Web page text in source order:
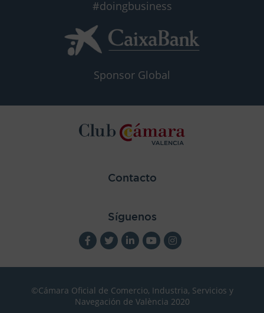
#doingbusiness
Sponsor Global
Contacto
Síguenos
©Cámara Oficial de Comercio, Industria, Servicios y
Navegación de València 2020